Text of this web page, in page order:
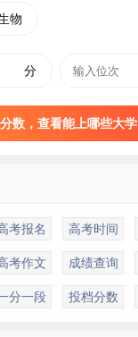
物
分
数，查看能上哪些大学
考报名 高考时间
考作文 成绩查询
分一段 投档分数